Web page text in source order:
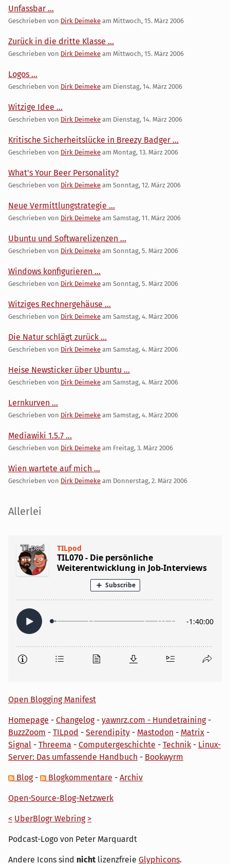
Unfassbar ...
Geschrieben von Dirk Deimeke am Mittwoch, 15. März 2006
Zurück in die dritte Klasse ...
Geschrieben von Dirk Deimeke am Mittwoch, 15. März 2006
Logos ...
Geschrieben von Dirk Deimeke am Dienstag, 14. März 2006
Witzige Idee ...
Geschrieben von Dirk Deimeke am Dienstag, 14. März 2006
Kritische Sicherheitslücke in Breezy Badger ...
Geschrieben von Dirk Deimeke am Montag, 13. März 2006
What's Your Beer Personality?
Geschrieben von Dirk Deimeke am Sonntag, 12. März 2006
Neue Vermittlungstrategie ...
Geschrieben von Dirk Deimeke am Samstag, 11. März 2006
Ubuntu und Softwarelizenzen ...
Geschrieben von Dirk Deimeke am Sonntag, 5. März 2006
Windows konfigurieren ...
Geschrieben von Dirk Deimeke am Sonntag, 5. März 2006
Witziges Rechnergehäuse ...
Geschrieben von Dirk Deimeke am Samstag, 4. März 2006
Die Natur schlägt zurück ...
Geschrieben von Dirk Deimeke am Samstag, 4. März 2006
Heise Newsticker über Ubuntu ...
Geschrieben von Dirk Deimeke am Samstag, 4. März 2006
Lernkurven ...
Geschrieben von Dirk Deimeke am Samstag, 4. März 2006
Mediawiki 1.5.7 ...
Geschrieben von Dirk Deimeke am Freitag, 3. März 2006
Wien wartete auf mich ...
Geschrieben von Dirk Deimeke am Donnerstag, 2. März 2006
Seitenleiste
Allerlei
Open Blogging Manifest
Homepage - Changelog- yawnrz.com - Hundetraining-
BuzzZoom - TILpod - Serendipity - Mastodon - Matrix -
Signal - Threema - Computergeschichte - Technik - Linux-
Server: Das umfassende Handbuch - Bookwyrm
Blog- Blogkommentare - Archiv
Open-Source-Blog-Netzwerk
< UberBlogr Webring >
Podcast-Logo von Peter Marquardt
Andere Icons sind nicht lizenzfreie Glyphicons.